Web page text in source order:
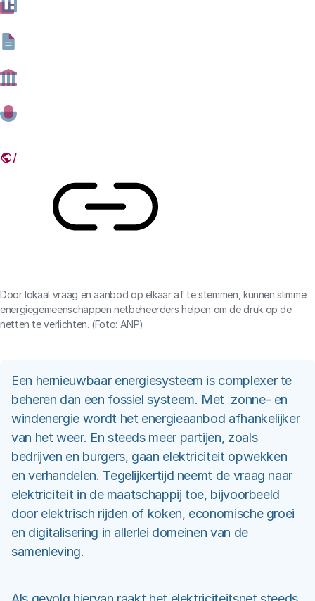
energiegemeenschap vormen om zelf opgewekte
energie lokaal te gebruiken. Hoe kunnen datagedreven
energiegemeenschappen bijdragen aan een
maatschappelijk verantwoorde energietransitie?
17 MEI 2023
Door lokaal vraag en aanbod op elkaar af te stemmen, kunnen slimme
energiegemeenschappen netbeheerders helpen om de druk op de
netten te verlichten. (Foto: ANP)
Een hernieuwbaar energiesysteem is complexer te
beheren dan een fossiel systeem. Met zonne- en
windenergie wordt het energieaanbod afhankelijker
van het weer. En steeds meer partijen, zoals
bedrijven en burgers, gaan elektriciteit opwekken
en verhandelen. Tegelijkertijd neemt de vraag naar
elektriciteit in de maatschappij toe, bijvoorbeeld
door elektrisch rijden of koken, economische groei
en digitalisering in allerlei domeinen van de
samenleving.